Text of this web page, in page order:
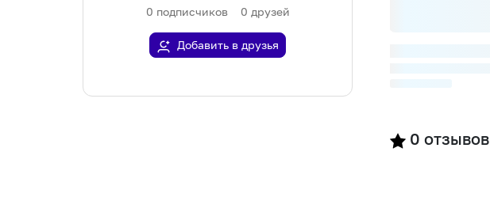
0 подписчиков 0 друзей
Добавить в друзья
0 отзывов